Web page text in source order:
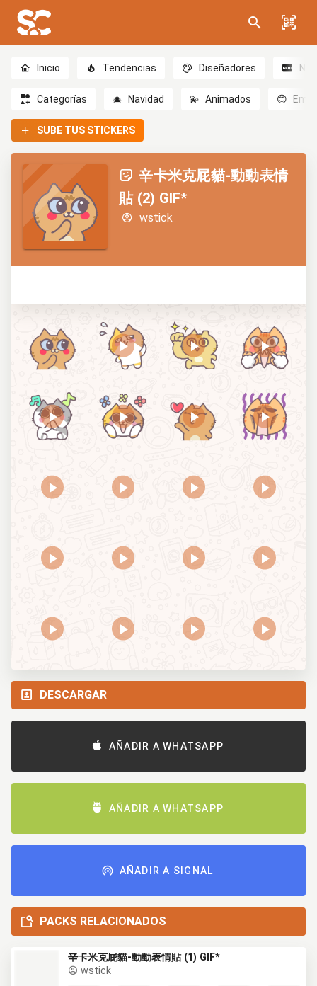
Inicio Tendencias Diseñadores
Categorías 🎄 Navidad 💫 Animados 😊
SUBE TUS STICKERS
辛卡米克屁貓-動動表情
貼 (2) GIF*
wstick
DESCARGAR
AÑADIR A WHATSAPP
AÑADIR A WHATSAPP
AÑADIR A SIGNAL
PACKS RELACIONADOS
辛卡米克屁貓-動動表情貼 (1) GIF*
wstick